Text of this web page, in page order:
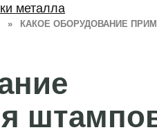
»
КАКОЕ ОБОРУДОВАНИЕ
металла